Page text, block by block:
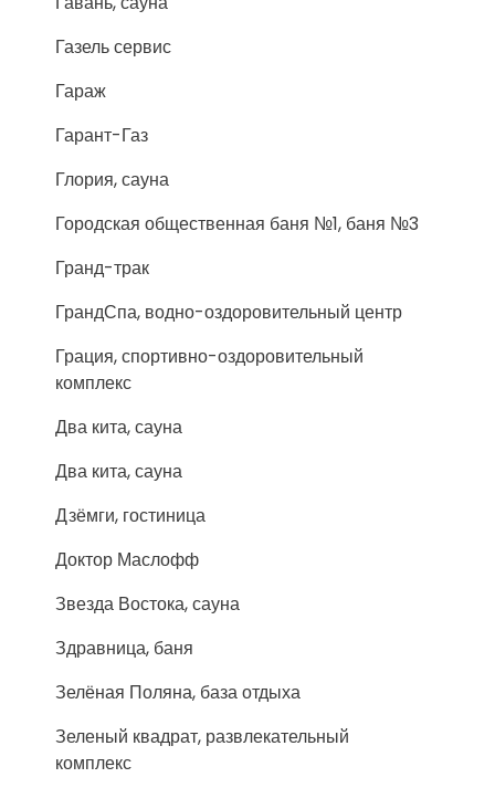
Газель сервис
Гараж
Гарант-Газ
Глория, сауна
Городская общественная баня №1, баня №3
Гранд-трак
ГрандСпа, водно-оздоровительный центр
Грация, спортивно-оздоровительный
комплекс
Два кита, сауна
Два кита, сауна
Дзёмги, гостиница
Доктор Маслофф
Звезда Востока, сауна
Здравница, баня
Зелёная Поляна, база отдыха
Зеленый квадрат, развлекательный
комплекс